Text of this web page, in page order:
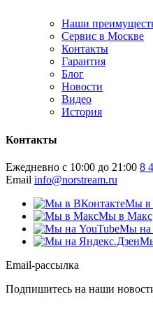
Наши
Сервис в Москве
Контакты
Гарантия
Блог
Новости
Видео
История
Контакты
Ежедневно с 10:00 до 21:00 8
Email info@norstream.ru
Мы в
Мы в Макс
Мы на
Email-рассылка
Подпишитесь на наши